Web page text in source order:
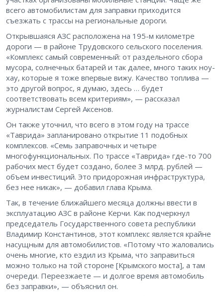
всего автомобилистам для заправки приходится
съезжать с трассы на региональные дороги.
Открывшаяся АЗС расположена на 195-м километре
дороги — в районе Трудовского сельского поселения.
«Комплекс самый современный: от раздельного сбора
мусора, солнечных батарей и так далее, много таких ноу-
хау, которые я тоже впервые вижу. Качество топлива —
это другой вопрос, я думаю, здесь … будет
соответствовать всем критериям», — рассказал
журналистам Сергей Аксенов.
Он также уточнил, что всего в этом году на трассе
«Таврида» запланировано открытие 11 подобных
комплексов. «Семь заправочных и четыре
многофункциональных. По трассе «Таврида» где-то 700
рабочих мест будет создано, более 3 млрд. рублей —
объем инвестиций. Это придорожная инфраструктура,
без нее никак», — добавил глава Крыма.
Так, в течение ближайшего месяца должны ввести в
эксплуатацию АЗС в районе Керчи. Как подчеркнул
председатель Государственного совета республики
Владимир Константинов, этот комплекс является крайне
насущным для автомобилистов. «Потому что жаловались
очень многие, кто ездил из Крыма, что заправиться
можно только на той стороне [Крымского моста], а там
очереди. Переезжаете — и долгое время автомобиль
без заправки», — объяснил он.